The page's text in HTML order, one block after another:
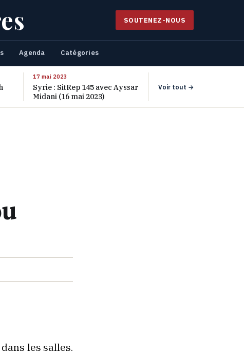
SOUTENEZ-NOUS
Agenda Catégories
17 mai 2023
Syrie : SitRep 145 avec Ayssar
Midani (16 mai 2023)
Voir tout →
les salles.